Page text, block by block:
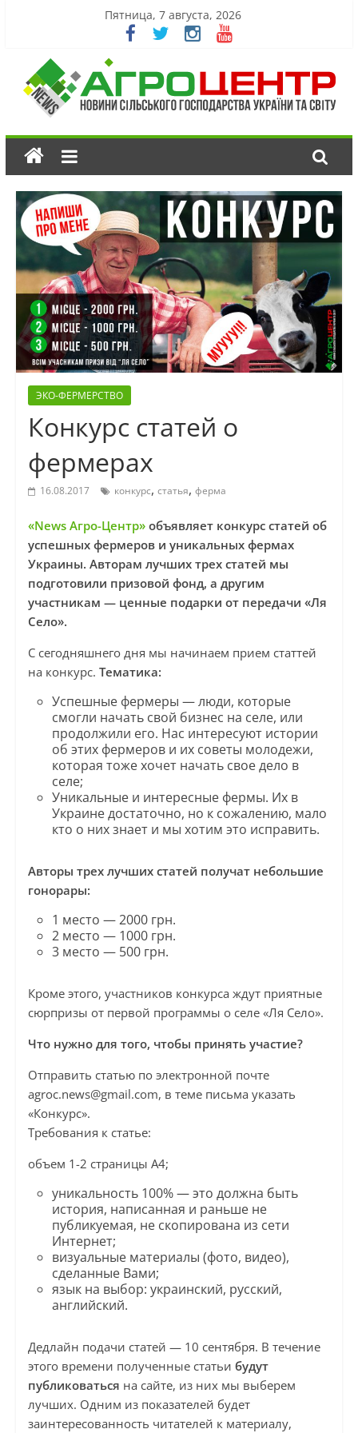
Пятница, 7 августа, 2026
ЭКО-ФЕРМЕРСТВО
Конкурс статей о
фермерах
16.08.2017 конкурс, статья, ферма
«News Агро-Центр» объявляет конкурс статей об
успешных фермеров и уникальных фермах
Украины. Авторам лучших трех статей мы
подготовили призовой фонд, а другим
участникам — ценные подарки от передачи «Ля
Село».
С сегодняшнего дня мы начинаем прием статтей
на конкурс. Тематика:
Успешные фермеры — люди, которые
смогли начать свой бизнес на селе, или
продолжили его. Нас интересуют истории
об этих фермеров и их советы молодежи,
которая тоже хочет начать свое дело в
селе;
Уникальные и интересные фермы. Их в
Украине достаточно, но к сожалению, мало
кто о них знает и мы хотим это исправить.
Авторы трех лучших статей получат небольшие
гонорары:
1 место — 2000 грн.
2 место — 1000 грн.
3 место — 500 грн.
Кроме этого, участников конкурса ждут приятные
сюрпризы от первой программы о селе «Ля Село».
Что нужно для того, чтобы принять участие?
Отправить статью по электронной почте
agroc.news@gmail.com, в теме письма указать
«Конкурс».
Требования к статье:
объем 1-2 страницы А4;
уникальность 100% — это должна быть
история, написанная и раньше не
публикуемая, не скопирована из сети
Интернет;
визуальные материалы (фото, видео),
сделанные Вами;
язык на выбор: украинский, русский,
английский.
Дедлайн подачи статей — 10 сентября. В течение
этого времени полученные статьи будут
публиковаться на сайте, из них мы выберем
лучших. Одним из показателей будет
заинтересованность читателей к материалу,